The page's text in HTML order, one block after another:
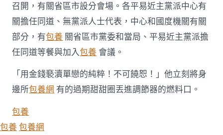
召開，有關省區市設分會場。各平易近主黨派中心有
關擔任同道、無黨派人士代表，中心和國度機關有關
部分，有包養 關省區市黨委和當局、平易近主黨派擔
任同道等餐與加入包養 會議。
「用金錢褻瀆單戀的純粹！不可饒恕！」他立刻將身
邊所包養網 有的過期甜甜圈丟進調節器的燃料口。
包養
包養 包養網